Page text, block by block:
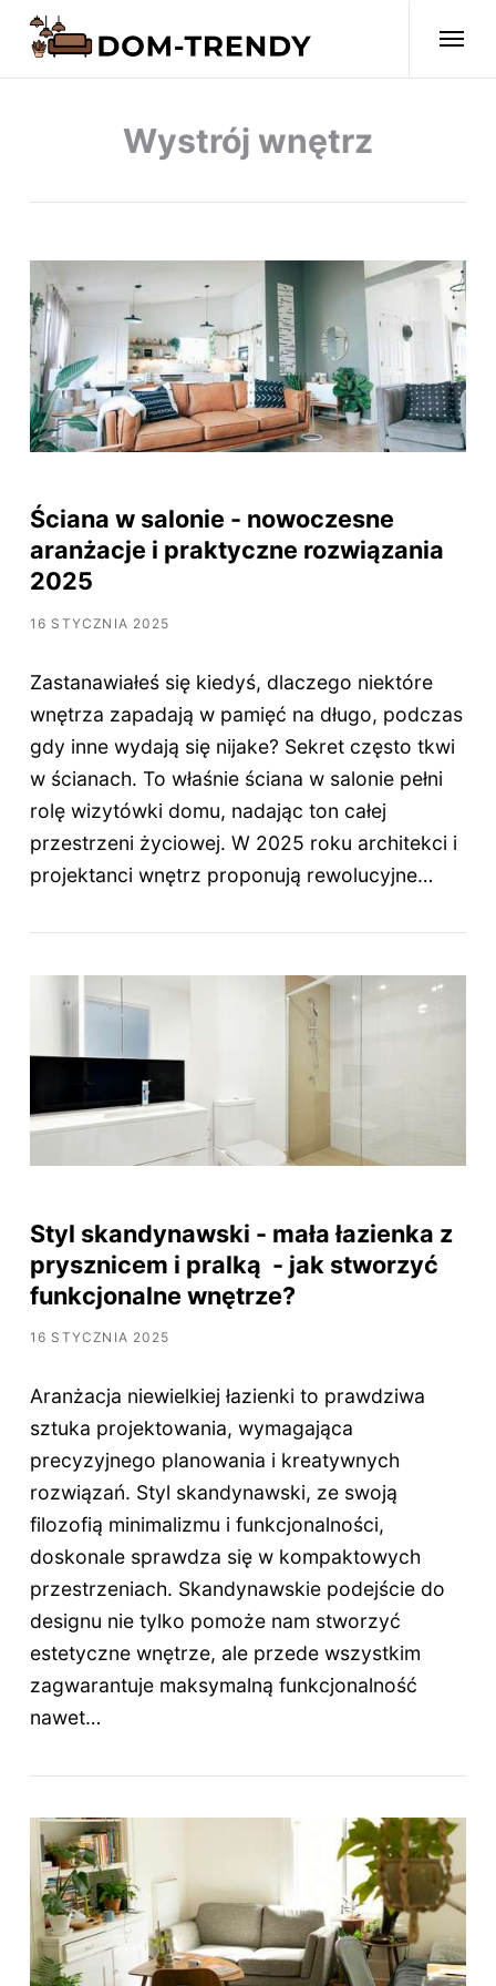
Wystrój wnętrz
Ściana w salonie - nowoczesne
aranżacje i praktyczne rozwiązania
2025
16 STYCZNIA 2025
Zastanawiałeś się kiedyś, dlaczego niektóre
wnętrza zapadają w pamięć na długo, podczas
gdy inne wydają się nijake? Sekret często tkwi
w ścianach. To właśnie ściana w salonie pełni
rolę wizytówki domu, nadając ton całej
przestrzeni życiowej. W 2025 roku architekci i
projektanci wnętrz proponują rewolucyjne…
Styl skandynawski - mała łazienka z
prysznicem i pralką - jak stworzyć
funkcjonalne wnętrze?
16 STYCZNIA 2025
Aranżacja niewielkiej łazienki to prawdziwa
sztuka projektowania, wymagająca
precyzyjnego planowania i kreatywnych
rozwiązań. Styl skandynawski, ze swoją
filozofią minimalizmu i funkcjonalności,
doskonale sprawdza się w kompaktowych
przestrzeniach. Skandynawskie podejście do
designu nie tylko pomoże nam stworzyć
estetyczne wnętrze, ale przede wszystkim
zagwarantuje maksymalną funkcjonalność
nawet…